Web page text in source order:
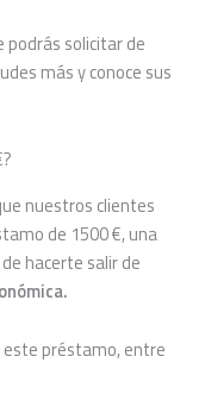
solicitar de
más y conoce sus
nuestros clientes
de 1500 €, una
hacerte salir de
préstamo, entre